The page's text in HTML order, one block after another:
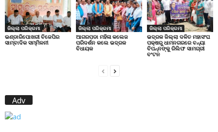
ଜିଲ୍ଲା ପରିକ୍ରମା
ଭଣ୍ଡାରିପୋଖରୀ ବିଜେପିର
ସାମ୍ବାଦିକ ସମ୍ମିଳନୀ
ଜିଲ୍ଲା ପରିକ୍ରମା
ଆଗରପଡା ମହିଳା କଲେଜ
ପରିଦର୍ଶନ କଲେ ଭଦ୍ରକ
ବିଧାୟକ
ଜିଲ୍ଲା ପରିକ୍ରମା
ଭଦ୍ରକ ଜିଲ୍ଲା ଦଳିତ ମହାସଂଘ
ପକ୍ଷରୁ ଧାମନଗରରେ ବନ୍ୟା
ବିପନ୍ନଙ୍କୁ ରିଲିଫ ସାମଗ୍ରୀ
ବଂଟନ
Adv